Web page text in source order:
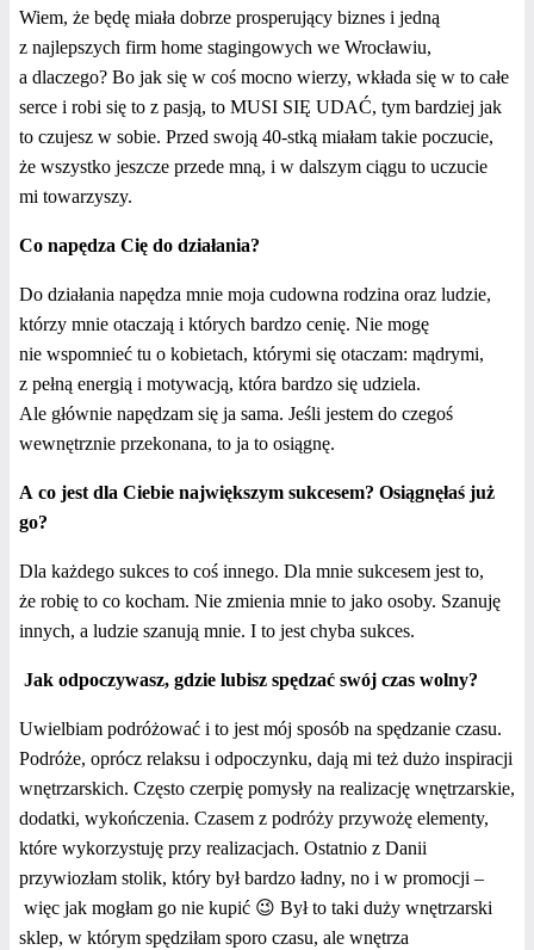
Wiem, że będę miała dobrze prosperujący biznes i jedną
z najlepszych firm home stagingowych we Wrocławiu,
a dlaczego? Bo jak się w coś mocno wierzy, wkłada się w to całe
serce i robi się to z pasją, to MUSI SIĘ UDAĆ, tym bardziej jak
to czujesz w sobie. Przed swoją 40-stką miałam takie poczucie,
że wszystko jeszcze przede mną, i w dalszym ciągu to uczucie
mi towarzyszy.
Co napędza Cię do działania?
Do działania napędza mnie moja cudowna rodzina oraz ludzie,
którzy mnie otaczają i których bardzo cenię. Nie mogę
nie wspomnieć tu o kobietach, którymi się otaczam: mądrymi,
z pełną energią i motywacją, która bardzo się udziela.
Ale głównie napędzam się ja sama. Jeśli jestem do czegoś
wewnętrznie przekonana, to ja to osiągnę.
A co jest dla Ciebie największym sukcesem? Osiągnęłaś już
go?
Dla każdego sukces to coś innego. Dla mnie sukcesem jest to,
że robię to co kocham. Nie zmienia mnie to jako osoby. Szanuję
innych, a ludzie szanują mnie. I to jest chyba sukces.
Jak odpoczywasz, gdzie lubisz spędzać swój czas wolny?
Uwielbiam podróżować i to jest mój sposób na spędzanie czasu.
Podróże, oprócz relaksu i odpoczynku, dają mi też dużo inspiracji
wnętrzarskich. Często czerpię pomysły na realizację wnętrzarskie,
dodatki, wykończenia. Czasem z podróży przywożę elementy,
które wykorzystuję przy realizacjach. Ostatnio z Danii
przywiozłam stolik, który był bardzo ładny, no i w promocji –
więc jak mogłam go nie kupić 😉 Był to taki duży wnętrzarski
sklep, w którym spędziłam sporo czasu, ale wnętrza